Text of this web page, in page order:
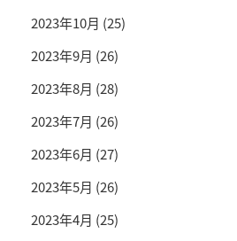
2023年10月 (25)
2023年9月 (26)
2023年8月 (28)
2023年7月 (26)
2023年6月 (27)
2023年5月 (26)
2023年4月 (25)